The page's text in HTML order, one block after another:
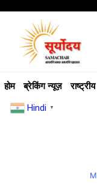
होम ब्रेकिंग न्यूज़ राष्ट्रीय
Hindi ▼